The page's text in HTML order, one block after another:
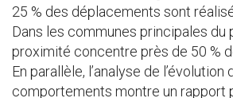
25 % des déplacements sont
Dans les communes principales du
proximité concentre près de 50 %
En parallèle, l’analyse de l’évolution
comportements montre un rapport